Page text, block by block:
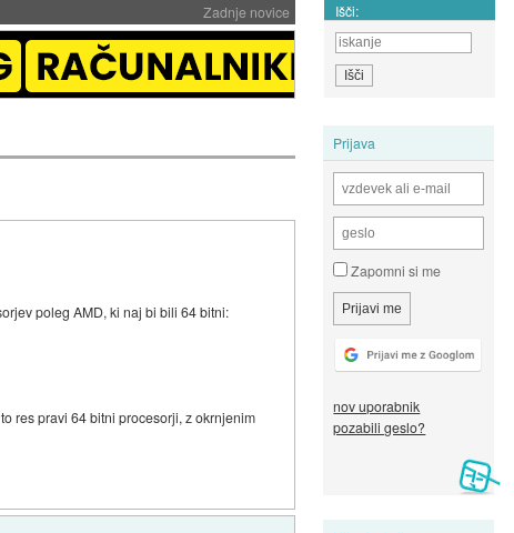
Zadnje novice Išči:
Prijava
Zapomni si me
nov uporabnik
pozabili geslo?
poleg AMD, ki naj bi bili 64 bitni:
res pravi 64 bitni procesorji, z okrnjenim